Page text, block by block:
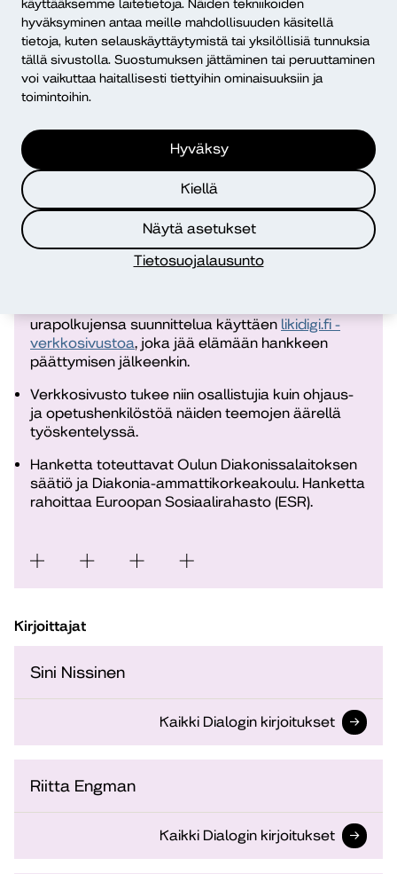
käyttääksemme laitetietoja. Näiden tekniikoiden
hyväksyminen antaa meille mahdollisuuden käsitellä
tietoja, kuten selauskäyttäytymistä tai yksilöllisiä tunnuksia
tällä sivustolla. Suostumuksen jättäminen tai peruuttaminen
voi vaikuttaa haitallisesti tiettyihin ominaisuuksiin ja
toimintoihin.
Hyväksy
Kiellä
Näytä asetukset
Tietosuojalausunto
Pysyvä osoite:https://urn.fi/URN:NBN:fi-fe2023052547903
LikiDigi
Likidigi-hanke on tarjonnut kokonaisvaltaisesti ja
monipuolisesti tukea ihmiselämän moninaisiin
haasteisiin haavoittuvassa asemassa oleville
oululaisille huomioiden koronapandemian
LikiDigi-hankkeen toiminta-aika päättyy 31.8.2023.
urapolkujensa suunnittelua käyttäen likidigi.fi -
verkkosivustoa, joka jää elämään hankkeen
päättymisen jälkeenkin.
Verkkosivusto tukee niin osallistujia kuin ohjaus-
ja opetushenkilöstöä näiden teemojen äärellä
työskentelyssä.
Hanketta toteuttavat Oulun Diakonissalaitoksen
säätiö ja Diakonia-ammattikorkeakoulu. Hanketta
rahoittaa Euroopan Sosiaalirahasto (ESR).
Kirjoittajat
Sini Nissinen
Kaikki Dialogin kirjoitukset
Riitta Engman
Kaikki Dialogin kirjoitukset